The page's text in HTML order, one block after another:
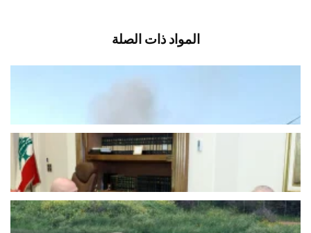
المواد ذات الصلة
ما شرط الرئاسة اللبنانية للاستجابة لدعوة
“حزب الله”؟
اخبار محلية
إسرائيل توسّع حربها على لبنان بالحرائق
والتفجيرات